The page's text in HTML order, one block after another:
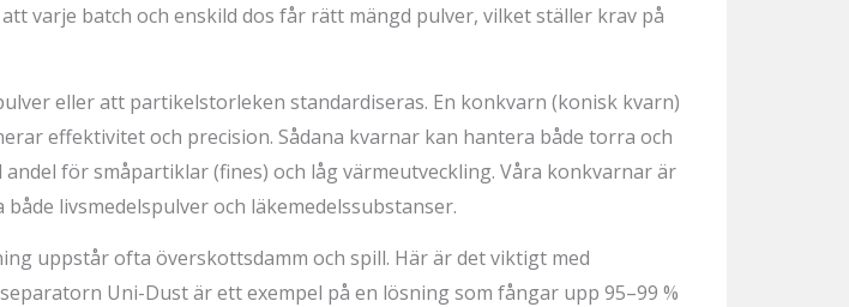
varje batch och enskild dos får rätt mängd pulver, vilket ställer krav på
eller att partikelstorleken standardiseras. En konkvarn (konisk kvarn)
effektivitet och precision. Sådana kvarnar kan hantera både torra och
för småpartiklar (fines) och låg värmeutveckling. Våra konkvarnar är
livsmedelspulver och läkemedelssubstanser.
uppstår ofta överskottsdamm och spill. Här är det viktigt med
Uni-Dust är ett exempel på en lösning som fångar upp 95–99 %